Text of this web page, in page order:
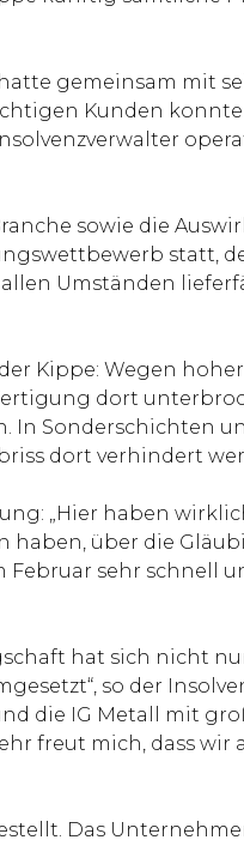
gemeinsam mit
Kunden
sowie die
statt,
Umständen
Kippe: Wegen
dort
In Sonderschichten
dort verhindert
„Hier haben
über die
Februar sehr schnell
hat sich nicht
so der
die IG Metall mit
freut mich, dass
Das